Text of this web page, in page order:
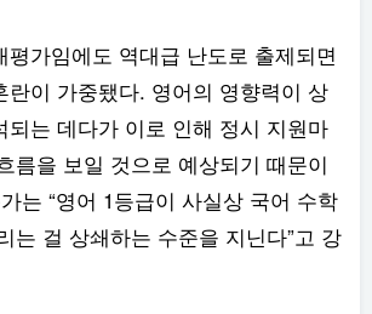
평가임에도 역대급 난도로 출제되면
란이 가중됐다. 영어의 영향력이 상
되는 데다가 이로 인해 정시 지원마
름을 보일 것으로 예상되기 때문이
는 “영어 1등급이 사실상 국어 수학
는 걸 상쇄하는 수준을 지닌다”고 강